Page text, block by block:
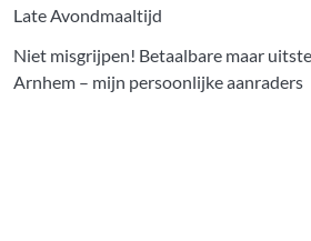
Late Avondmaaltijd
Niet misgrijpen! Betaalbare maar
Arnhem – mijn persoonlijke aanraders